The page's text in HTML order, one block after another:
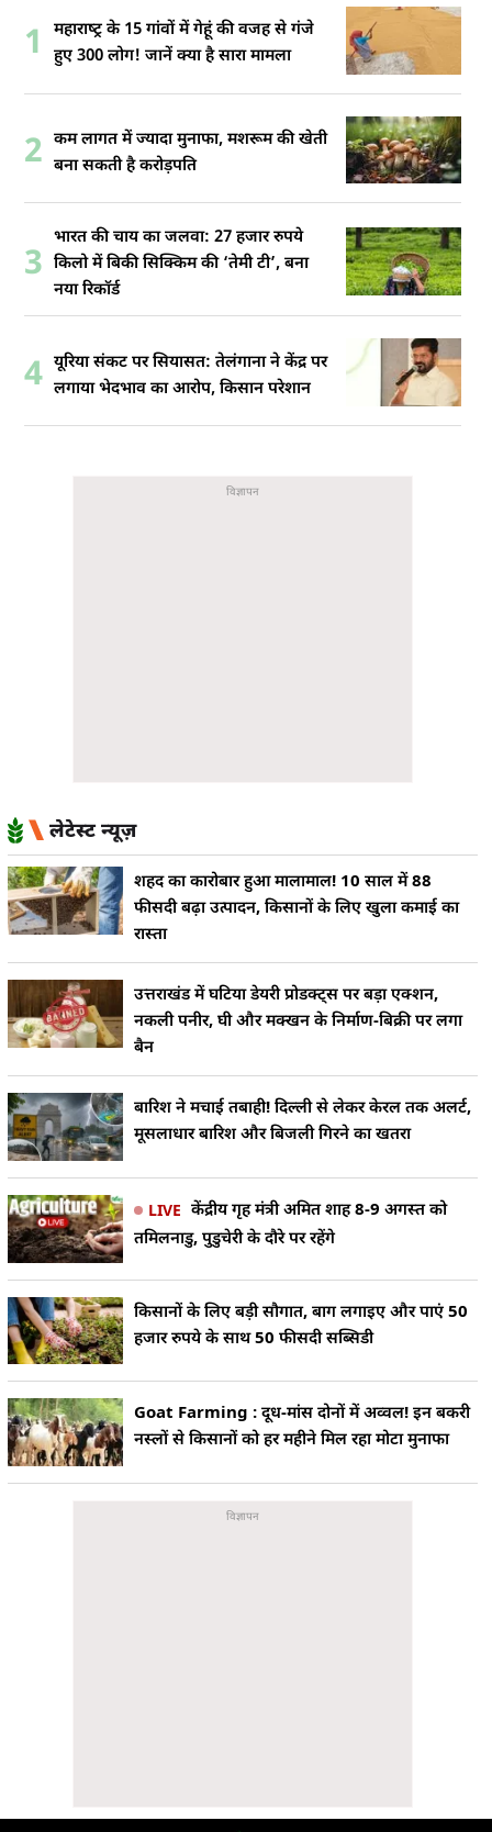
1
महाराष्‍ट्र के 15 गांवों में गेहूं की वजह से गंजे
हुए 300 लोग! जानें क्‍या है सारा मामला
2 कम लागत में ज्यादा मुनाफा, मशरूम की खेती
बना सकती है करोड़पति
3
भारत की चाय का जलवा: 27 हजार रुपये
किलो में बिकी सिक्किम की ‘तेमी टी’, बना
नया रिकॉर्ड
4 यूरिया संकट पर सियासत: तेलंगाना ने केंद्र पर
लगाया भेदभाव का आरोप, किसान परेशान
लेटेस्ट न्यूज़
शहद का कारोबार हुआ मालामाल! 10 साल में 88
फीसदी बढ़ा उत्पादन, किसानों के लिए खुला कमाई का
रास्ता
उत्तराखंड में घटिया डेयरी प्रोडक्ट्स पर बड़ा एक्शन,
नकली पनीर, घी और मक्खन के निर्माण-बिक्री पर लगा
बैन
बारिश ने मचाई तबाही! दिल्ली से लेकर केरल तक अलर्ट,
मूसलाधार बारिश और बिजली गिरने का खतरा
LIVE केंद्रीय गृह मंत्री अमित शाह 8-9 अगस्त को
तमिलनाडु, पुडुचेरी के दौरे पर रहेंगे
किसानों के लिए बड़ी सौगात, बाग लगाइए और पाएं 50
हजार रुपये के साथ 50 फीसदी सब्सिडी
Goat Farming : दूध-मांस दोनों में अव्वल! इन बकरी
नस्लों से किसानों को हर महीने मिल रहा मोटा मुनाफा